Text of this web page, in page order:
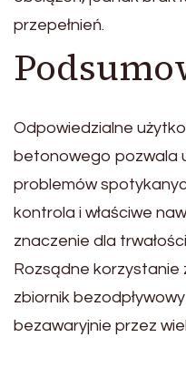
przepełnień.
Odpowiedzialne
betonowego pozwala
problemów
kontrola i właściwe
znaczenie dla
Rozsądne korzystanie
zbiornik
bezawaryjnie przez